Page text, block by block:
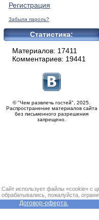
Регистрация
Забыли пароль?
Статистика:
Материалов: 17411
Комментариев: 19441
© "Чем развлечь гостей", 2025.
Распространение материалов сайта
без письменного разрешения
запрещено.
Сайт использует файлы «cookie» с
обрабатывались, пожалуйста,
Договор-оферта.